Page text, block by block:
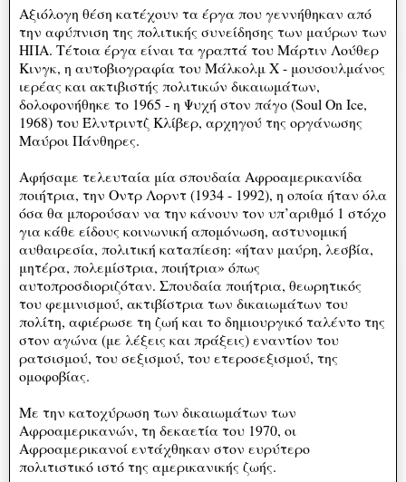
Αξιόλογη θέση κατέχουν τα έργα που γεννήθηκαν από
την αφύπνιση της πολιτικής συνείδησης των μαύρων των
ΗΠΑ. Τέτοια έργα είναι τα γραπτά του Μάρτιν Λούθερ
Κινγκ, η αυτοβιογραφία του Μάλκολμ Χ - μουσουλμάνος
ιερέας και ακτιβιστής πολιτικών δικαιωμάτων,
δολοφονήθηκε το 1965 - η Ψυχή στον πάγο (Soul On Ice,
1968) του Έλντριντζ Κλίβερ, αρχηγού της οργάνωσης
Μαύροι Πάνθηρες.
Αφήσαμε τελευταία μία σπουδαία Αφροαμερικανίδα
ποιήτρια, την Οντρ Λορντ (1934 - 1992), η οποία ήταν όλα
όσα θα μπορούσαν να την κάνουν τον υπ’αριθμό 1 στόχο
για κάθε είδους κοινωνική απομόνωση, αστυνομική
αυθαιρεσία, πολιτική καταπίεση: «ήταν μαύρη, λεσβία,
μητέρα, πολεμίστρια, ποιήτρια» όπως
αυτοπροσδιοριζόταν. Σπουδαία ποιήτρια, θεωρητικός
του φεμινισμού, ακτιβίστρια των δικαιωμάτων του
πολίτη, αφιέρωσε τη ζωή και το δημιουργικό ταλέντο της
στον αγώνα (με λέξεις και πράξεις) εναντίον του
ρατσισμού, του σεξισμού, του ετεροσεξισμού, της
ομοφοβίας.
Με την κατοχύρωση των δικαιωμάτων των
Αφροαμερικανών, τη δεκαετία του 1970, οι
Αφροαμερικανοί εντάχθηκαν στον ευρύτερο
πολιτιστικό ιστό της αμερικανικής ζωής.